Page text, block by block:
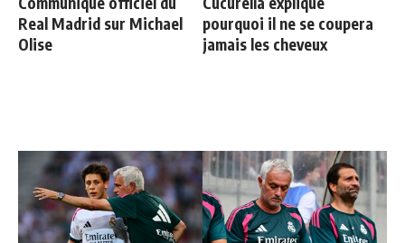
Real Madrid sur Michael
Olise
pourquoi il ne se coupera
jamais les cheveux